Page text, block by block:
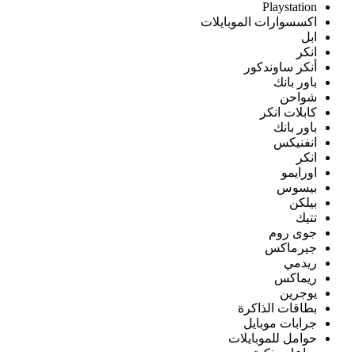
Playstation
اكسسوارات الموبايلات
ابل
انكر
أنكر ساوندكور
باور بانك
شواحن
كابلات انكر
باور بانك
انفنيكس
انكر
اورايمو
بيسوس
بيلكن
تتيك
جوى روم
جيرماكس
ريدمي
ريماكس
يوجرين
بطاقات الذاكرة
جرابات موبايل
حوامل للموبايلات